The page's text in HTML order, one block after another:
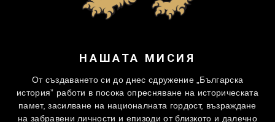
НАШАТА МИСИЯ
От създаването си до днес сдружение „Българска
история” работи в посока опресняване на историческата
памет, засилване на националната гордост, възраждане
на забравени личности и епизоди от близкото и далечно